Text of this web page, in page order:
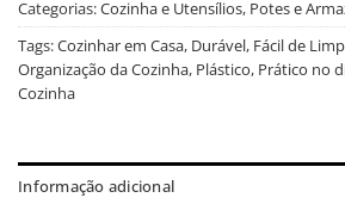
Categorias:Cozinha e Utensílios, Potes e
Tags:Cozinhar em Casa, Durável, Fácil de
Organização da Cozinha, Plástico, Prático no
Cozinha
Informação adicional